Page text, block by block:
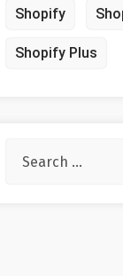
Shopify
Shopify Plus